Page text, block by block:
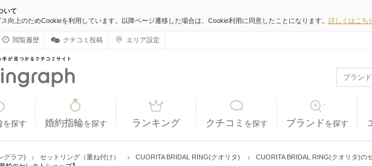
いて
向上のためCookieを利用しています。以降ページ遷移した場合は、Cookie利用に同意したことになります。 詳しくはこち
閲覧履歴 クチコミ投稿 エリア設定
を探す 婚約指輪を探す ランキング クチコミ を探す ブランド を探す
グラフ) セットリング（重ね付け） CUORITA BRIDAL RING(クオリタ)
CUORITA BRIDAL RING(クオリタ)の